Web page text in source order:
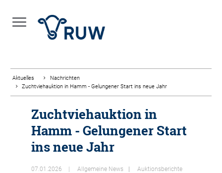
Aktuelles
Nachrichten
Zuchtviehauktion in Hamm - Gelungener Start ins neue Jahr
Zuchtviehauktion in
Hamm - Gelungener Start
ins neue Jahr
07.01.2026 Allgemeine News Auktionsberichte